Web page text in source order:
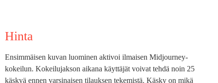
Hinta
Ensimmäisen kuvan luominen aktivoi ilmaisen Midjourney-
kokeilun. Kokeilujakson aikana käyttäjät voivat tehdä noin 25
käskyä ennen varsinaisen tilauksen tekemistä. Käsky on mikä